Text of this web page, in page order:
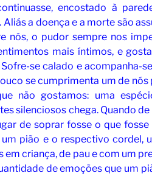
encostado à
Aliás a doença e a morte são
nós, o pudor sempre nos
mais íntimos, e
se calado e acompanha-
se cumprimenta um de nós
não gostamos: uma
silenciosos chega. Quando
de soprar fosse o que
pião e o respectivo cordel,
em criança, de pau e com um
de emoções que um